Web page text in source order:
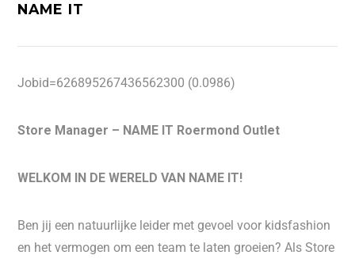
NAME IT
Jobid=626895267436562300 (0.0986)
Store Manager – NAME IT Roermond Outlet
WELKOM IN DE WERELD VAN NAME IT!
Ben jij een natuurlijke leider met gevoel voor kidsfashion
en het vermogen om een team te laten groeien? Als Store